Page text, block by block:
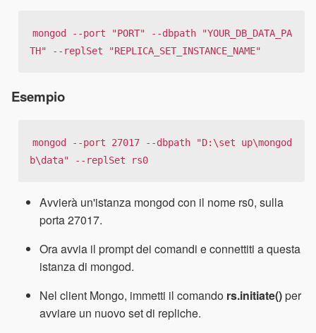
mongod --port "PORT" --dbpath "YOUR_DB_DATA_PA
TH" --replSet "REPLICA_SET_INSTANCE_NAME"
Esempio
mongod --port 27017 --dbpath "D:\set up\mongod
b\data" --replSet rs0
Avvierà un'istanza mongod con il nome rs0, sulla
porta 27017.
Ora avvia il prompt dei comandi e connettiti a questa
istanza di mongod.
Nel client Mongo, immetti il ​​comando rs.initiate()per
avviare un nuovo set di repliche.